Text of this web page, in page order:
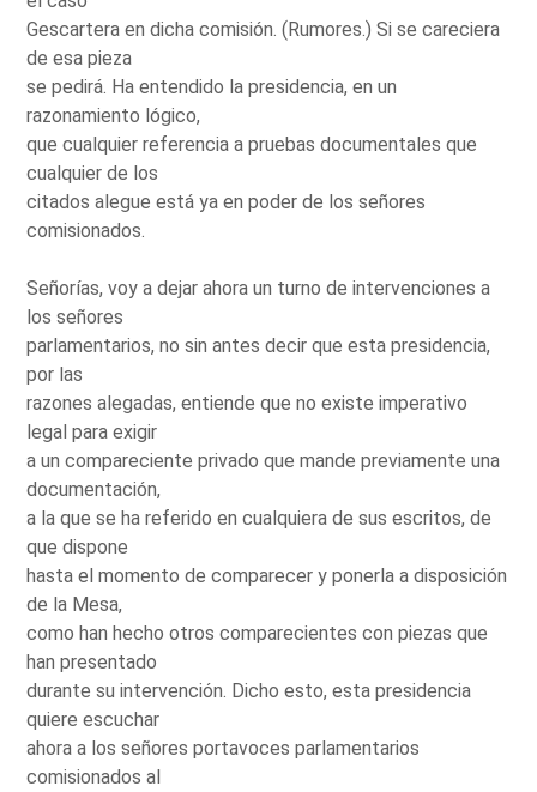
Gescartera en dicha comisión. (Rumores.) Si se careciera
de esa pieza
se pedirá. Ha entendido la presidencia, en un
razonamiento lógico,
que cualquier referencia a pruebas documentales que
cualquier de los
citados alegue está ya en poder de los señores
comisionados.
Señorías, voy a dejar ahora un turno de intervenciones a
los señores
parlamentarios, no sin antes decir que esta presidencia,
por las
razones alegadas, entiende que no existe imperativo
legal para exigir
a un compareciente privado que mande previamente una
documentación,
a la que se ha referido en cualquiera de sus escritos, de
que dispone
hasta el momento de comparecer y ponerla a disposición
de la Mesa,
como han hecho otros comparecientes con piezas que
han presentado
durante su intervención. Dicho esto, esta presidencia
quiere escuchar
ahora a los señores portavoces parlamentarios
comisionados al